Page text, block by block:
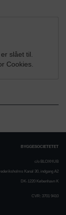
slået til.
Cookies.
BYGGESOCIETETET
c/o BLOXHUB
Kanal 30, indgang A2
DK-1220 København K
CVR: 3701 9410